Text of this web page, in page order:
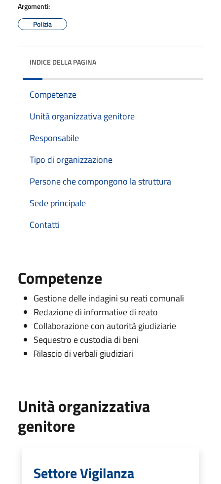
Argomenti:
Polizia
INDICE DELLA PAGINA
Competenze
Unità organizzativa genitore
Responsabile
Tipo di organizzazione
Persone che compongono la struttura
Sede principale
Contatti
Competenze
Gestione delle indagini su reati comunali
Redazione di informative di reato
Collaborazione con autorità giudiziarie
Sequestro e custodia di beni
Rilascio di verbali giudiziari
Unità organizzativa
genitore
Settore Vigilanza